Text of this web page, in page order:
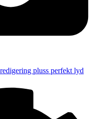
pluss perfekt lyd